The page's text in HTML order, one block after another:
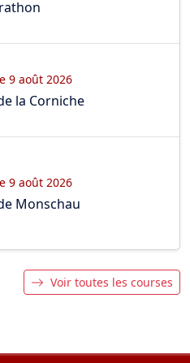
9 août 2026
la Corniche
9 août 2026
Monschau
Voir toutes les courses